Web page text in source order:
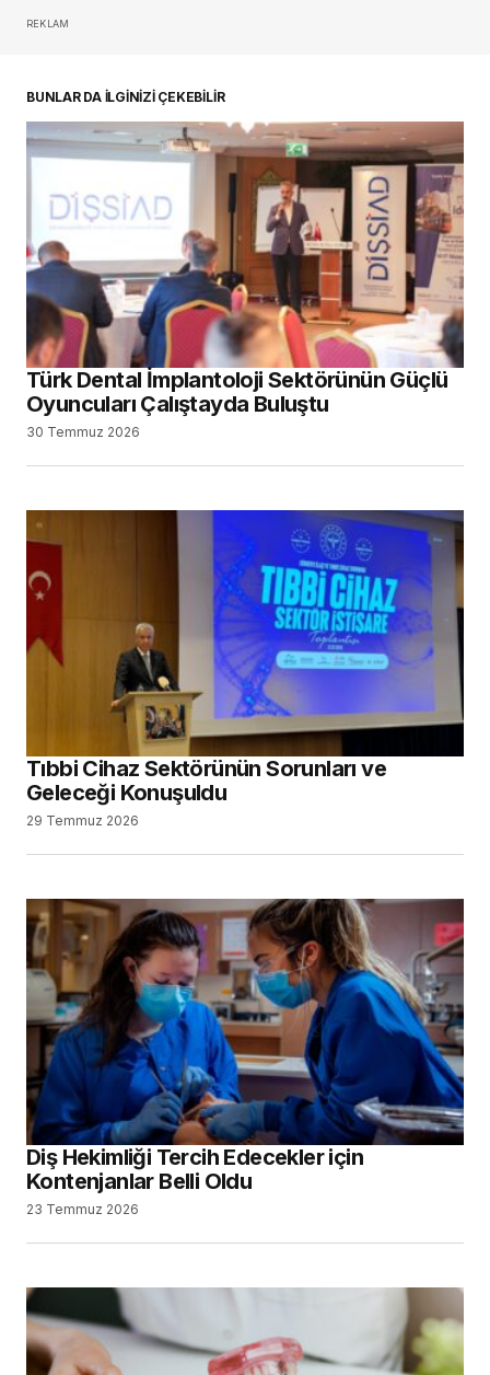
REKLAM
BUNLAR DA İLGİNİZİ ÇEKEBİLİR
Türk Dental İmplantoloji Sektörünün Güçlü
Oyuncuları Çalıştayda Buluştu
30 Temmuz 2026
Tıbbi Cihaz Sektörünün Sorunları ve
Geleceği Konuşuldu
29 Temmuz 2026
Diş Hekimliği Tercih Edecekler için
Kontenjanlar Belli Oldu
23 Temmuz 2026